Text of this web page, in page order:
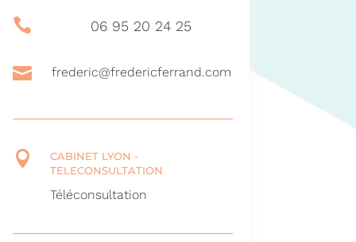
 06 95 20 24 25
 frederic@fredericferrand.com

CABINET LYON -
TELECONSULTATION
Téléconsultation